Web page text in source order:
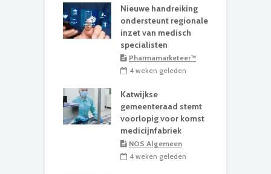
Nieuwe handreiking
ondersteunt regionale
inzet van medisch
specialisten
Pharmamarketeer™
4 weken geleden
Katwijkse
gemeenteraad stemt
voorlopig voor komst
medicijnfabriek
NOS Algemeen
4 weken geleden